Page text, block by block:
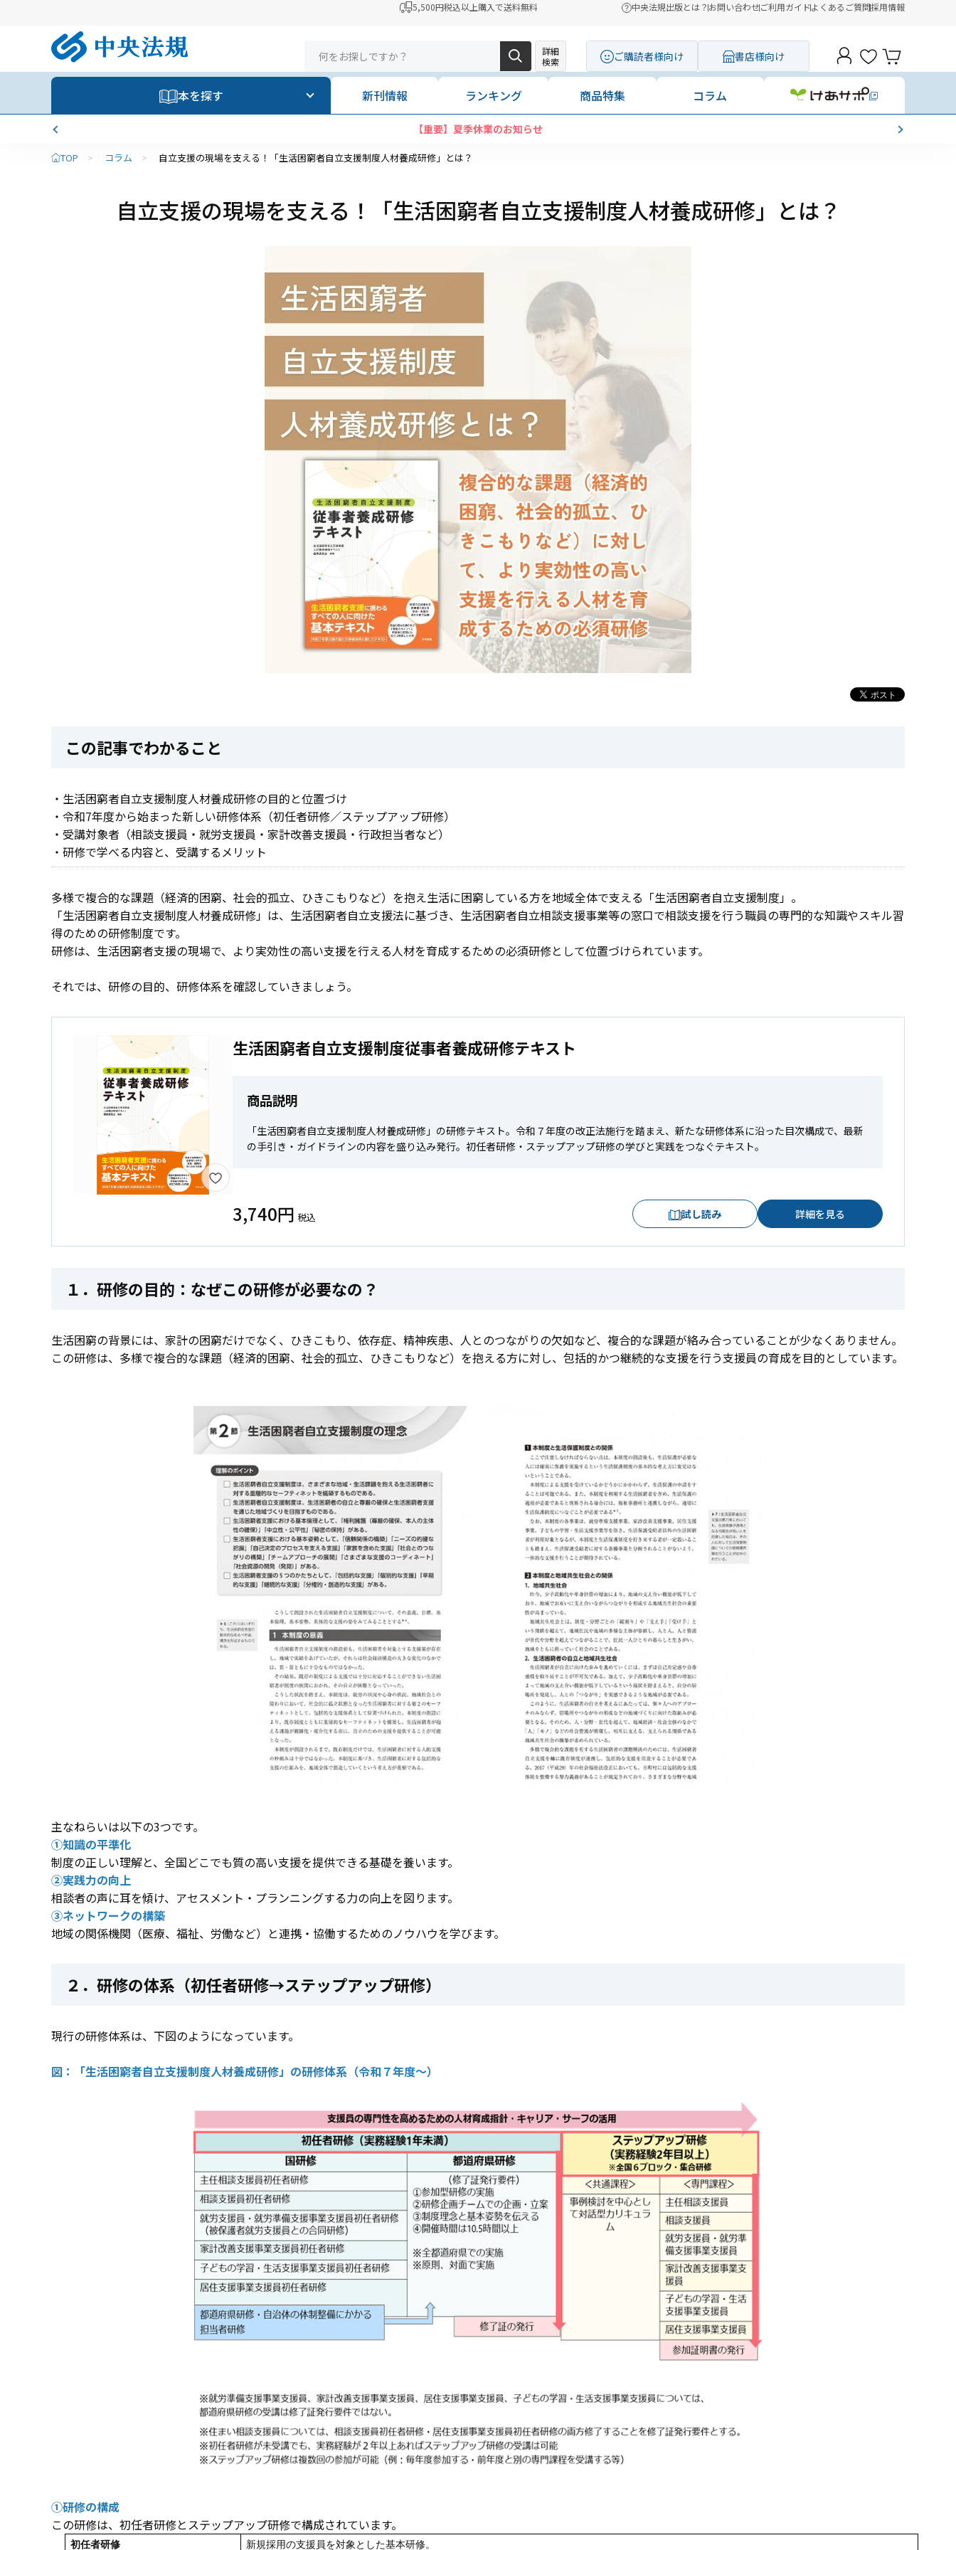
5,500円税込以上購入で送料無料 中央法規出版とは？お問い合わせご利用ガイドよくあるご質問採用情報
詳細
検索
ご購読者様向け 書店様向け
本を探す 新刊情報 ランキング 商品特集 コラム
【重要】夏季休業のお知らせ
TOP > コラム > 自立支援の現場を支える！「生活困窮者自立支援制度人材養成研修」とは？
自立支援の現場を支える！「生活困窮者自立支援制度人材養成研修」とは？
この記事でわかること
・生活困窮者自立支援制度人材養成研修の目的と位置づけ
・令和7年度から始まった新しい研修体系（初任者研修／ステップアップ研修）
・受講対象者（相談支援員・就労支援員・家計改善支援員・行政担当者など）
・研修で学べる内容と、受講するメリット
多様で複合的な課題（経済的困窮、社会的孤立、ひきこもりなど）を抱え生活に困窮している方を地域全体で支える「生活困窮者自立支援制度」。
「生活困窮者自立支援制度人材養成研修」は、生活困窮者自立支援法に基づき、生活困窮者自立相談支援事業等の窓口で相談支援を行う職員の専門的な知識やスキル習
得のための研修制度です。
研修は、生活困窮者支援の現場で、より実効性の高い支援を行える人材を育成するための必須研修として位置づけられています。
それでは、研修の目的、研修体系を確認していきましょう。
生活困窮者自立支援制度従事者養成研修テキスト
商品説明
「生活困窮者自立支援制度人材養成研修」の研修テキスト。令和７年度の改正法施行を踏まえ、新たな研修体系に沿った目次構成で、最新
の手引き・ガイドラインの内容を盛り込み発行。初任者研修・ステップアップ研修の学びと実践をつなぐテキスト。
3,740円 税込 試し読み 詳細を見る
１．研修の目的：なぜこの研修が必要なの？
生活困窮の背景には、家計の困窮だけでなく、ひきこもり、依存症、精神疾患、人とのつながりの欠如など、複合的な課題が絡み合っていることが少なくありません。
この研修は、多様で複合的な課題（経済的困窮、社会的孤立、ひきこもりなど）を抱える方に対し、包括的かつ継続的な支援を行う支援員の育成を目的としています。
主なねらいは以下の3つです。
①知識の平準化
制度の正しい理解と、全国どこでも質の高い支援を提供できる基礎を養います。
②実践力の向上
相談者の声に耳を傾け、アセスメント・プランニングする力の向上を図ります。
③ネットワークの構築
地域の関係機関（医療、福祉、労働など）と連携・協働するためのノウハウを学びます。
２．研修の体系（初任者研修→ステップアップ研修）
現行の研修体系は、下図のようになっています。
図：「生活困窮者自立支援制度人材養成研修」の研修体系（令和７年度～）
①研修の構成
この研修は、初任者研修とステップアップ研修で構成されています。
初任者研修 新規採用の支援員を対象とした基本研修。